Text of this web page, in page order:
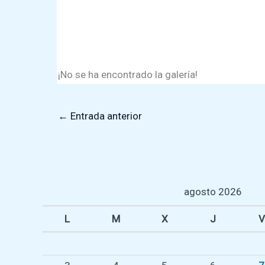
¡No se ha encontrado la galería!
← Entrada anterior
agosto 2026
L M X J V